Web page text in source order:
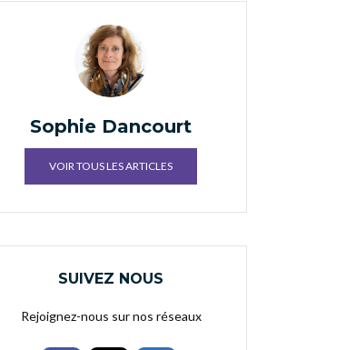
Sophie Dancourt
VOIR TOUS LES ARTICLES
SUIVEZ NOUS
Rejoignez-nous sur nos réseaux